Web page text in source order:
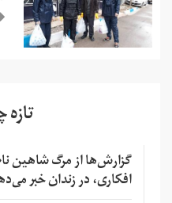
گزارش‌ها از مرگ شاهین
افکاری، در زندان خبر